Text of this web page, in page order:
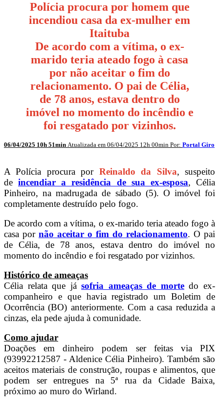
Polícia procura por homem que
incendiou casa da ex-mulher em
Itaituba
De acordo com a vítima, o ex-
marido teria ateado fogo à casa
por não aceitar o fim do
relacionamento. O pai de Célia,
de 78 anos, estava dentro do
imóvel no momento do incêndio e
foi resgatado por vizinhos.
06/04/2025 10h 51min Atualizada em 06/04/2025 12h 00min Por: Portal Giro
A Polícia procura por Reinaldo da Silva, suspeito
deincendiar a residência de sua ex-esposa, Célia
Pinheiro, na madrugada de sábado (5). O imóvel foi
completamente destruído pelo fogo.
De acordo com a vítima, o ex-marido teria ateado fogo à
casa por não aceitar o fim do relacionamento. O pai
de Célia, de 78 anos, estava dentro do imóvel no
momento do incêndio e foi resgatado por vizinhos.
Histórico de ameaças
Célia relata que jásofria ameaças de mortedo ex-
companheiro e que havia registrado um Boletim de
Ocorrência (BO) anteriormente. Com a casa reduzida a
cinzas, ela pede ajuda à comunidade.
Como ajudar
Doações em dinheiro podem ser feitas via PIX
(93992212587 - Aldenice Célia Pinheiro). Também são
aceitos materiais de construção, roupas e alimentos, que
podem ser entregues na 5ª rua da Cidade Baixa,
próximo ao muro do Wirland.